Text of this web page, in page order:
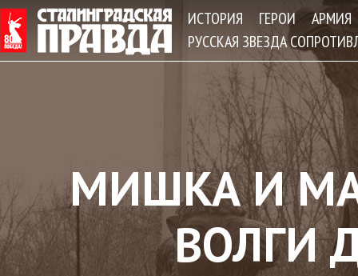
ИСТОРИЯ ГЕРОИ
АРМИЯ
РУССКАЯ ЗВЕЗДА
МИШКА И
ВОЛГИ